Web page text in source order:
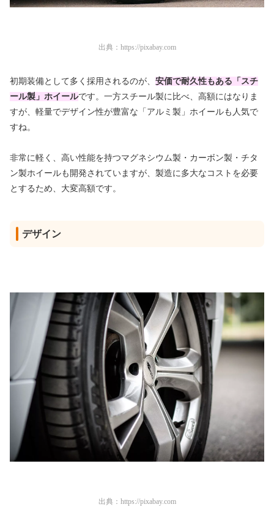
出典： https://pixabay.com
初期装備として多く採用されるのが、 安価で耐久性もある「スチ
ール製」ホイールです。一方スチール製に比べ、高額にはなりま
すが、軽量でデザイン性が豊富な「アルミ製」ホイールも人気で
すね。
非常に軽く、高い性能を持つマグネシウム製・カーボン製・チタ
ン製ホイールも開発されていますが、製造に多大なコストを必要
とするため、大変高額です。
デザイン
出典： https://pixabay.com